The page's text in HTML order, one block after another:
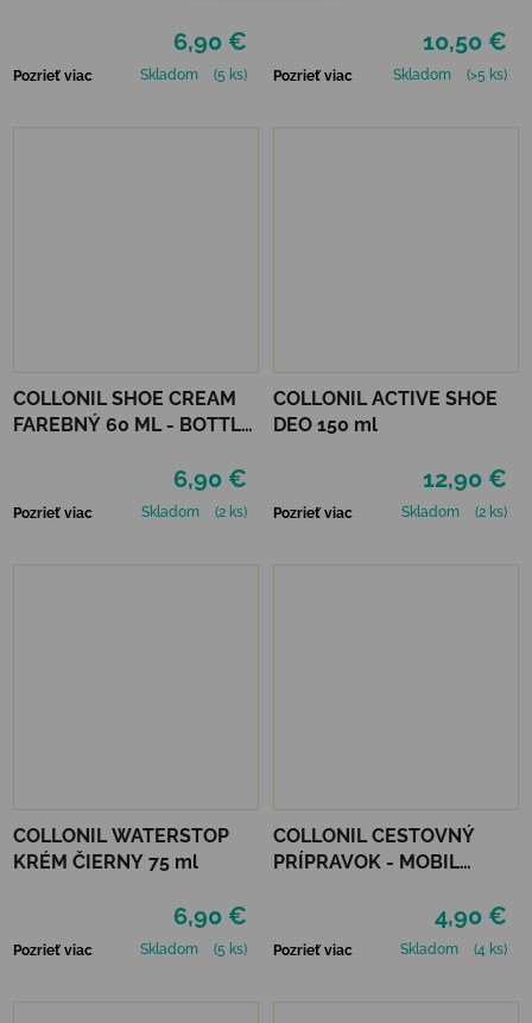
6,90 €
Pozrieť viac Skladom (5 ks)
10,50 €
Pozrieť viac Skladom (>5 ks)
COLLONIL SHOE CREAM
FAREBNÝ 60 ML - BOTTLE
6,90 €
Pozrieť viac Skladom (2 ks)
COLLONIL ACTIVE SHOE
DEO 150 ml
12,90 €
Pozrieť viac Skladom (2 ks)
COLLONIL WATERSTOP
KRÉM ČIERNY 75 ml
6,90 €
Pozrieť viac Skladom (5 ks)
COLLONIL CESTOVNÝ
PRÍPRAVOK - MOBIL
4,90 €
Pozrieť viac Skladom (4 ks)